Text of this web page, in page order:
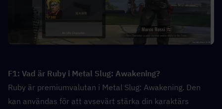
F1: Vad är Ruby i Metal Slug: Awakening?
Ruby är premiumvalutan i Metal Slug: Awakening. Den
kan användas för att avsevärt stärka din karaktärs